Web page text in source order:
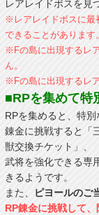
レアレイドボスを見
※レアレイドボスに最
できることがあります。
※Fの島に出現するレ
ん。
※Fの島に出現するレ
■RPを集めて特
RPを集めると、特別
錬金に挑戦すると「
獣交換チケット」、
武将を強化できる専
きるようです。
また、
ピヨールのご
RP錬金に挑戦して